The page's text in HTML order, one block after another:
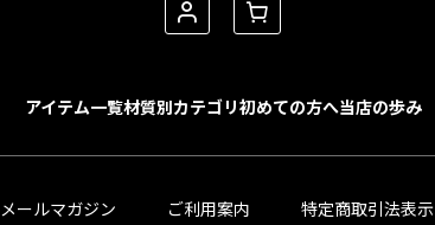
アイテム一覧材質別カテゴリ初めての方へ当店の歩み
メールマガジン ご利用案内 特定商取引法表示